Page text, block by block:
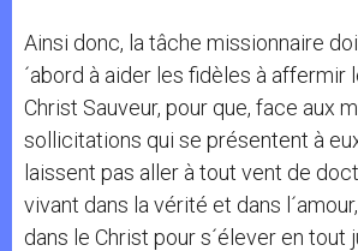
Ainsi donc, la tâche missionnaire
´abord à aider les fidèles à affermir
Christ Sauveur, pour que, face aux
sollicitations qui se présentent à
laissent pas aller à tout vent de
vivant dans la vérité et dans
dans le Christ pour s´élever en tout